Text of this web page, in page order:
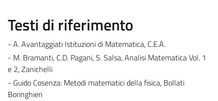
Testi di riferimento
- A. Avantaggiati Istituzioni di Matematica, C.E.A.
- M. Bramanti, C.D. Pagani, S. Salsa, Analisi Matematica Vol. 1
e 2, Zanichelli
- Guido Cosenza: Metodi matematici della fisica, Bollati
Boringhieri